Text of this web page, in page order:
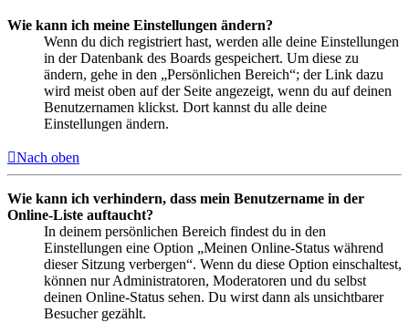
Wie kann ich meine Einstellungen ändern?
Wenn du dich registriert hast, werden alle deine Einstellungen
in der Datenbank des Boards gespeichert. Um diese zu
ändern, gehe in den „Persönlichen Bereich“; der Link dazu
wird meist oben auf der Seite angezeigt, wenn du auf deinen
Benutzernamen klickst. Dort kannst du alle deine
Einstellungen ändern.
Nach oben
Wie kann ich verhindern, dass mein Benutzername in der
Online-Liste auftaucht?
In deinem persönlichen Bereich findest du in den
Einstellungen eine Option „Meinen Online-Status während
dieser Sitzung verbergen“. Wenn du diese Option einschaltest,
können nur Administratoren, Moderatoren und du selbst
deinen Online-Status sehen. Du wirst dann als unsichtbarer
Besucher gezählt.